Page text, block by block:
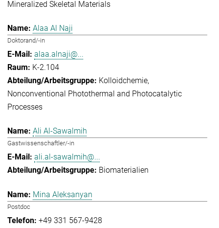
Mineralized Skeletal Materials
Alaa Al Naji
Doktorand/-in
alaa.alnaji@...
K-2.104
Kolloidchemie
Nonconventional Photothermal and Photocatalytic
Processes
Ali Al-Sawalmih
Gastwissenschaftler/-in
ali.al-sawalmih@...
Biomaterialien
Mina Aleksanyan
Postdoc
+49 331 567-9428